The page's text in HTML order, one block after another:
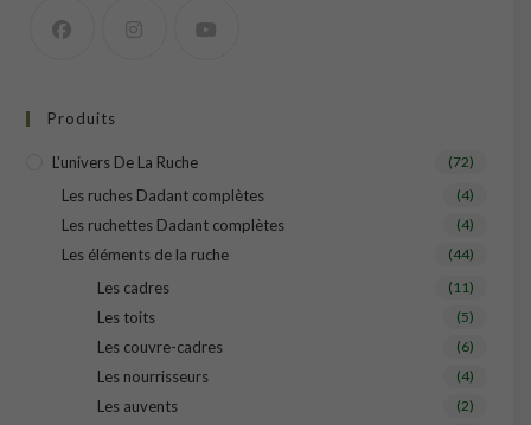
Produits
L'univers De La Ruche (72)
Les ruches Dadant complètes (4)
Les ruchettes Dadant complètes (4)
Les éléments de la ruche (44)
Les cadres (11)
Les toits (5)
Les couvre-cadres (6)
Les nourrisseurs (4)
Les auvents (2)